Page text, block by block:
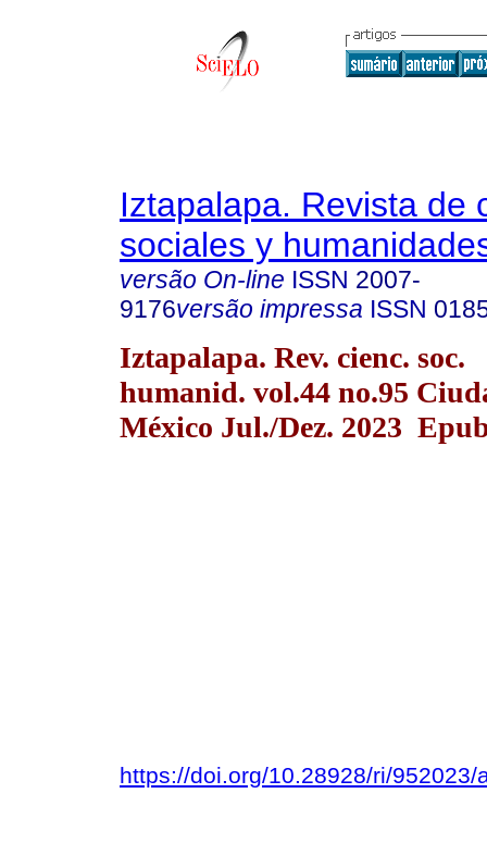
Iztapalapa. Revista de
sociales y
versão On-line ISSN 2007-
9176versão impressa ISSN
Iztapalapa. Rev. cienc. soc.
humanid. vol.44 no.95
México Jul./Dez. 2023
https://doi.org/10.28928/ri/